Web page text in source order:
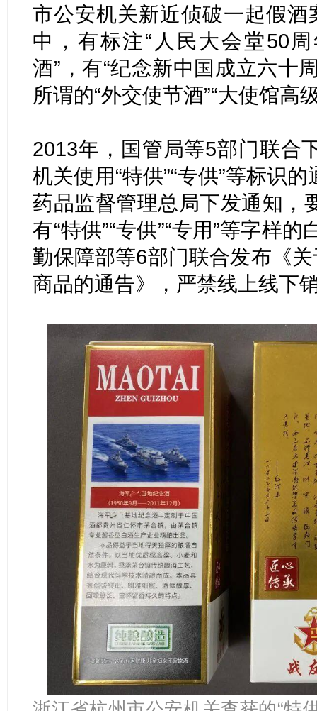
市公安机关新近侦破一起假
中，有标注“人民大会堂50
酒”，有“纪念新中国成立六十
所谓的“外交使节酒”“大使馆高
2013年，国管局等5部门联合
机关使用“特供”“专供”等标识
药品监督管理总局下发通知，
有“特供”“专供”“专用”等字样
勤保障部等6部门联合发布《
商品的通告》，严禁线上线下